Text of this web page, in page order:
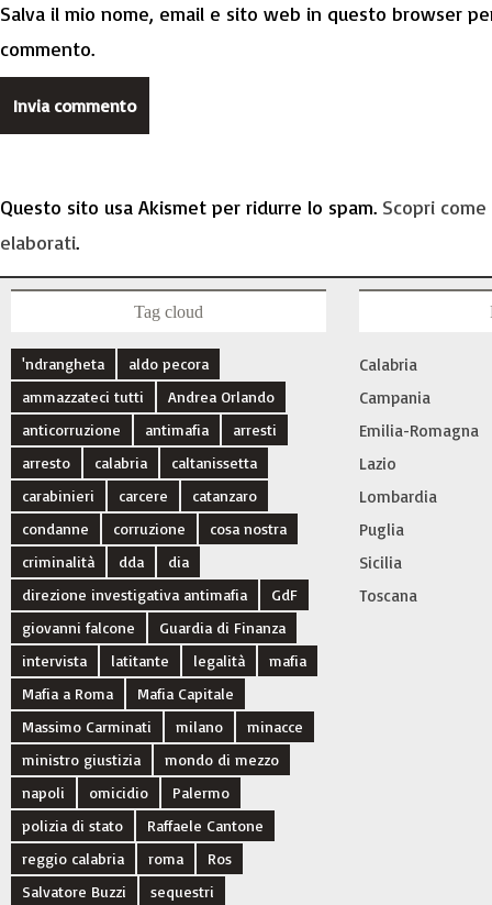
Salva il mio nome, email e sito web in questo browser
commento.
Questo sito usa Akismet per ridurre lo spam. Scopri
elaborati.
Tag cloud
'ndrangheta
aldo pecora
ammazzateci tutti
Andrea Orlando
anticorruzione
antimafia
arresti
arresto
calabria
caltanissetta
carabinieri
carcere
catanzaro
condanne
corruzione
cosa nostra
criminalità
dda
dia
direzione investigativa antimafia
GdF
giovanni falcone
Guardia di Finanza
intervista
latitante legalità
mafia
Mafia a Roma
Mafia Capitale
Massimo Carminati
milano
minacce
ministro giustizia
mondo di mezzo
napoli
omicidio
Palermo
polizia di stato
Raffaele Cantone
reggio calabria
roma
Ros
Salvatore Buzzi
sequestri
Calabria
Campania
Emilia-Romagna
Lazio
Lombardia
Puglia
Sicilia
Toscana